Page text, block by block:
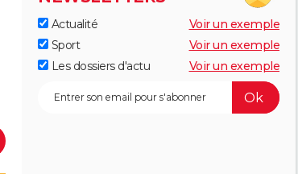
Actualité
Voir un exemple
Sport
Voir un exemple
Les dossiers d'actu
Voir un exemple